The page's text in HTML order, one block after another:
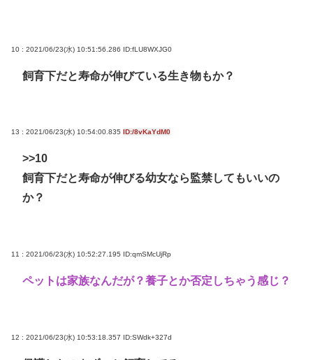
10 : 2021/06/23(水) 10:51:56.286 ID:fLU8WXJG0
飼育下だと寿命が伸びている生き物もか？
13 : 2021/06/23(水) 10:54:00.835 ID:/8vKaYdM0
>>10
飼育下だと寿命が伸びる幼女なら監禁してもいいの
か？
11 : 2021/06/23(水) 10:52:27.195 ID:qmSMcUjRp
ペットは家族なんだが？養子とか否定しちゃう感じ？
12 : 2021/06/23(水) 10:53:18.357 ID:SWdk+327d